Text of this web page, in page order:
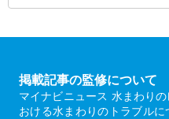
掲載記事の監修について
マイナビニュース 水まわり
おける水まわりのトラブルに